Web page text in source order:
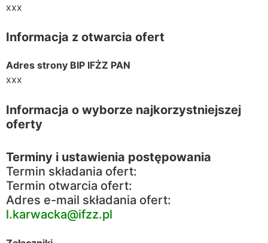
xxx
Informacja z otwarcia ofert
Adres strony BIP IFŻZ PAN
xxx
Informacja o wyborze najkorzystniejszej
oferty
Terminy i ustawienia postępowania
Termin składania ofert:
Termin otwarcia ofert:
Adres e-mail składania ofert:
l.karwacka@ifzz.pl